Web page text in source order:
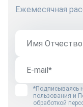
Ежемесячная
*Подписываясь
пользования и
обработкой